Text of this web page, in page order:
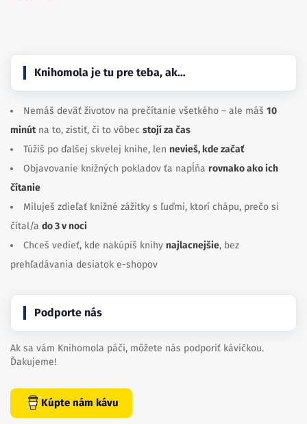
Knihomola je tu pre teba, ak…
Nemáš deväť životov na prečítanie všetkého – ale máš 10
minútna to, zistiť, či to vôbec stojí za čas
Túžiš po ďalšej skvelej knihe, len nevieš, kde začať
Objavovanie knižných pokladov ťa napĺňa rovnako ako ich
čítanie
Miluješ zdieľať knižné zážitky s ľuďmi, ktorí chápu, prečo si
čítal/a do 3 v noci
Chceš vedieť, kde nakúpiš knihy najlacnejšie, bez
prehľadávania desiatok e-shopov
Podporte nás
Ak sa vám Knihomola páči, môžete nás podporiť kávičkou.
Ďakujeme!
Kúpte nám kávu